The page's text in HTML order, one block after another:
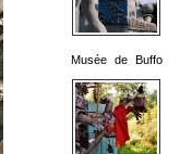
Musée de Buffo